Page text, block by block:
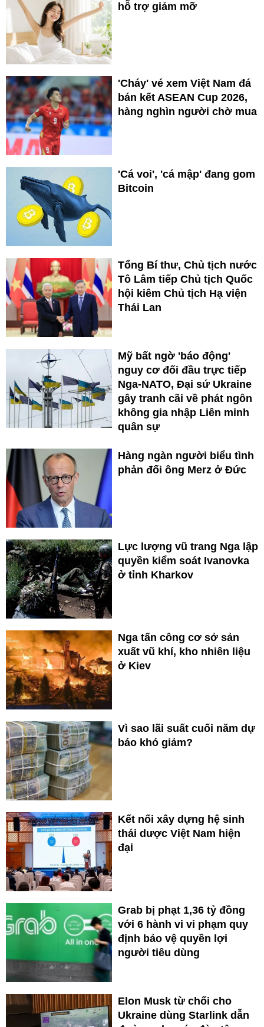
hỗ trợ giảm mỡ
'Cháy' vé xem Việt Nam đá
bán kết ASEAN Cup 2026,
hàng nghìn người chờ mua
'Cá voi', 'cá mập' đang gom
Bitcoin
Tổng Bí thư, Chủ tịch nước
Tô Lâm tiếp Chủ tịch Quốc
hội kiêm Chủ tịch Hạ viện
Thái Lan
Mỹ bất ngờ 'báo động'
nguy cơ đối đầu trực tiếp
Nga-NATO, Đại sứ Ukraine
gây tranh cãi về phát ngôn
không gia nhập Liên minh
quân sự
Hàng ngàn người biểu tình
phản đối ông Merz ở Đức
Lực lượng vũ trang Nga lập
quyền kiểm soát Ivanovka
ở tỉnh Kharkov
Nga tấn công cơ sở sản
xuất vũ khí, kho nhiên liệu
ở Kiev
Vì sao lãi suất cuối năm dự
báo khó giảm?
Kết nối xây dựng hệ sinh
thái dược Việt Nam hiện
đại
Grab bị phạt 1,36 tỷ đồng
với 6 hành vi vi phạm quy
định bảo vệ quyền lợi
người tiêu dùng
Elon Musk từ chối cho
Ukraine dùng Starlink dẫn